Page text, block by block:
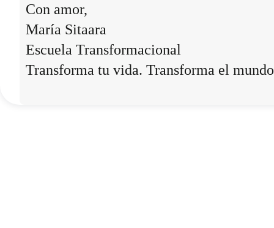
Con amor,
María Sitaara
Escuela Transformacional
Transforma tu vida. Transforma el